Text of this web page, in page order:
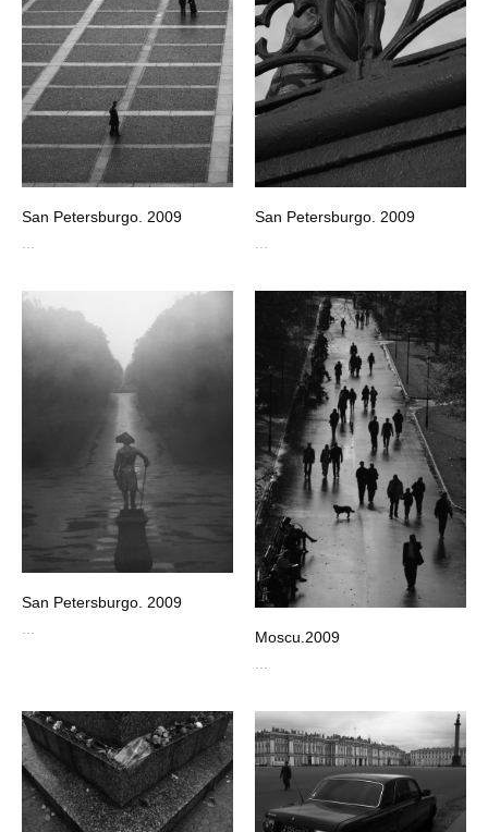
San Petersburgo. 2009
San Petersburgo. 2009
San Petersburgo. 2009
Moscu.2009
...